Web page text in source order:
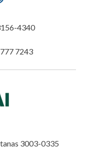
4340
7243
3003-0335